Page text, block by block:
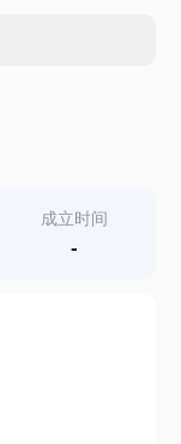
成立时间
-